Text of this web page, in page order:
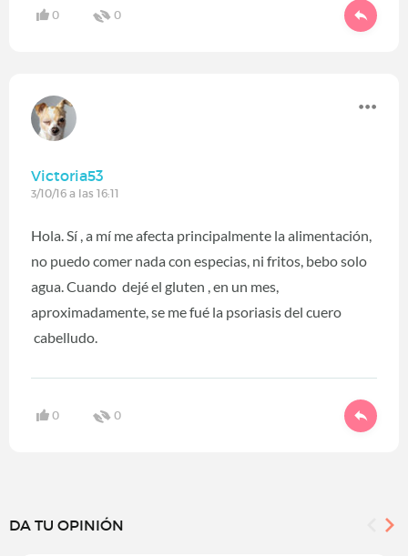
0 0
Victoria53
3/10/16 a las 16:11
Hola. Sí , a mí me afecta principalmente la alimentación,
no puedo comer nada con especias, ni fritos, bebo solo
agua. Cuando dejé el gluten , en un mes,
aproximadamente, se me fué la psoriasis del cuero
cabelludo.
0 0
DA TU OPINIÓN